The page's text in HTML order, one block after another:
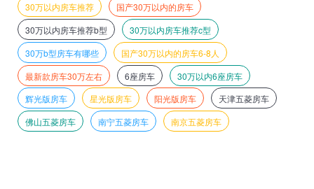
30万以内房车推荐
国产30万以内的房车
30万以内房车推荐b型
30万以内房车推荐c型
30万b型房车有哪些
国产30万以内的房车6-8人
最新款房车30万左右
6座房车
30万以内6座房车
辉光版房车
星光版房车 阳光版房车
天津五菱房车
佛山五菱房车
南宁五菱房车 南京五菱房车